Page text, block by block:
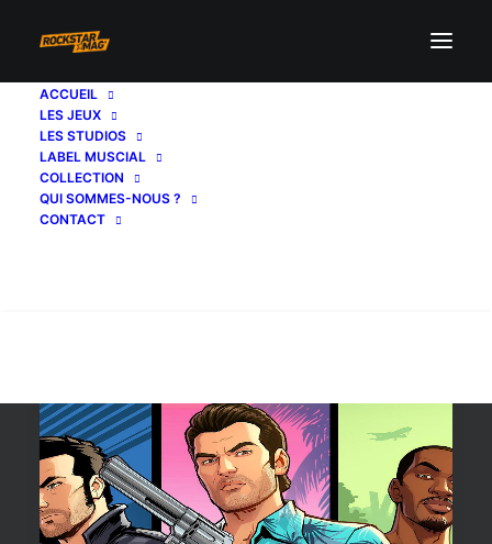
ACCUEIL
LES JEUX
LES STUDIOS
LABEL MUSCIAL
COLLECTION
QUI SOMMES-NOUS ?
CONTACT
patrick brown